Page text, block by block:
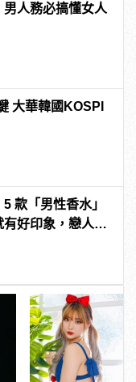
人務必搞懂女人
大華韓國KOSPI
款「男性香水」
好印象，戀人未